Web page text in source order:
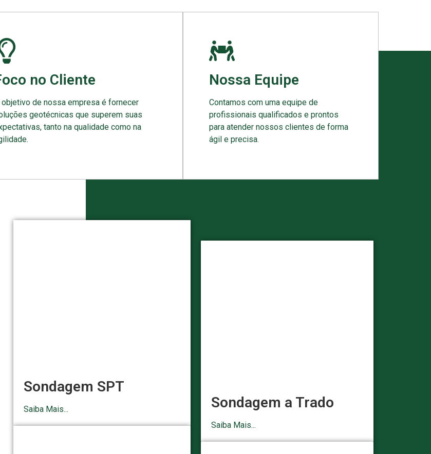
no Cliente
objetivo de nossa empresa é fornecer
geotécnicas que superem suas
tanto na qualidade como na
Nossa Equipe
Contamos com uma equipe de
profissionais qualificados e prontos
para atender nossos clientes de forma
ágil e precisa.
Sondagem SPT
Saiba Mais... Sondagem a Trado
Saiba Mais...